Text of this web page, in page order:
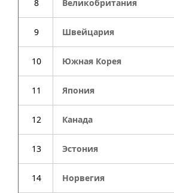
8 Великобритания
9 Швейцария
10 Южная Корея
11 Япония
12 Канада
13 Эстония
14 Норвегия